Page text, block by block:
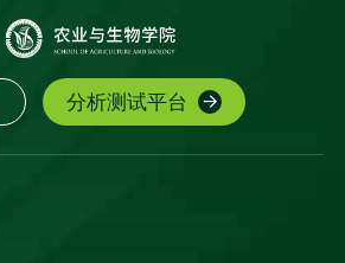
分析测试平台